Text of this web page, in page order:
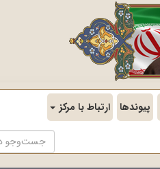
پیوندها ارتباط با مرکز